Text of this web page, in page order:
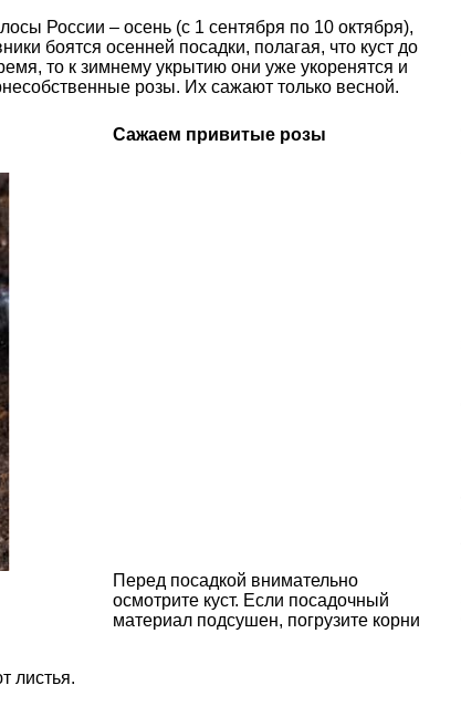
России – осень (с 1 сентября по 10 октября),
боятся осенней посадки, полагая, что куст до
то к зимнему укрытию они уже укоренятся и
розы. Их сажают только весной.
Сажаем привитые розы
Перед посадкой внимательно
осмотрите куст. Если посадочный
материал подсушен, погрузите корни
листья.